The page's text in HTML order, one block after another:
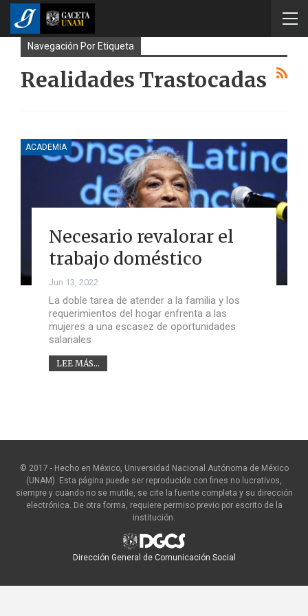
Navegación Por Etiqueta
Realidades Trastocadas
ACADEMIA
Necesario revalorar el
trabajo doméstico
Jun 13, 2022
La doble tarea de atender a la familia y los
requerimientos del hogar enfrenta a las
mujeres a una escasez de oportunidades
salariales
LEE MÁS...
© 2017 - Hecho en México, Universidad Nacional Autónoma de México
(UNAM). Esta página puede ser reproducida con fines no lucrativos,
siempre y cuando no se mutile, se cite la fuente completa y su dirección
electrónica. De otra forma, requiere permiso previo por escrito de la
institución.
Dirección General de Comunicación Social